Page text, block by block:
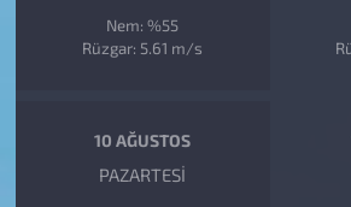
Nem: %55
Rüzgar: 5.61 m/s
10 AĞUSTOS
PAZARTESI